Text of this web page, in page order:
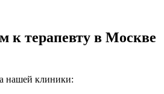
к терапевту в Москве
нашей клиники: